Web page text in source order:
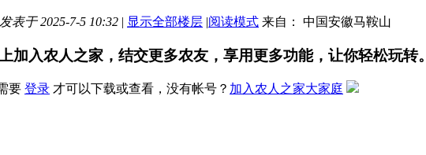
发表于 2025-7-5 10:32 | 显示全部楼层 |阅读模式 来自： 中国安徽马鞍山
加入农人之家，结交更多农友，享用更多功能，让你轻松玩转。
要 登录 才可以下载或查看，没有帐号？ 加入农人之家大家庭